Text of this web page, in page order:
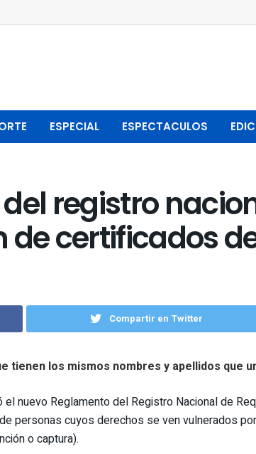
ESPECIAL ESPECTACULOS
registro
certificados
Compartir en Twitter
tienen los mismos nombres y apellidos que
nuevo Reglamento del Registro Nacional de
personas cuyos derechos se ven vulnerados
o captura).